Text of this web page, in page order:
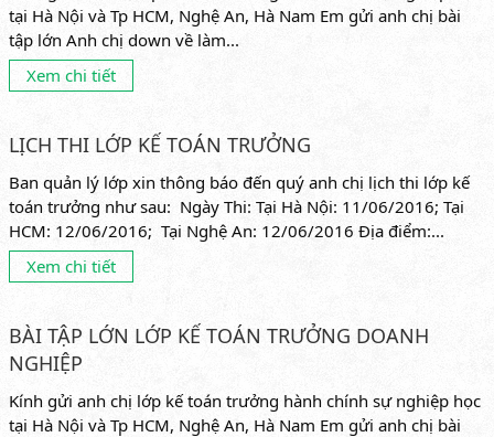
tại Hà Nội và Tp HCM, Nghệ An, Hà Nam Em gửi anh chị bài
tập lớn Anh chị down về làm...
Xem chi tiết
LỊCH THI LỚP KẾ TOÁN TRƯỞNG
Ban quản lý lớp xin thông báo đến quý anh chị lịch thi lớp kế
toán trưởng như sau: Ngày Thi: Tại Hà Nội: 11/06/2016; Tại
HCM: 12/06/2016; Tại Nghệ An: 12/06/2016 Địa điểm:...
Xem chi tiết
BÀI TẬP LỚN LỚP KẾ TOÁN TRƯỞNG DOANH
NGHIỆP
Kính gửi anh chị lớp kế toán trưởng hành chính sự nghiệp học
tại Hà Nội và Tp HCM, Nghệ An, Hà Nam Em gửi anh chị bài